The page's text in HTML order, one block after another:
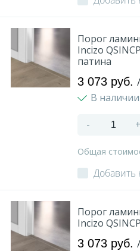
Порог
Incizo
патина
3 073 руб.
В наличии
- +
Общая
Добавить
Порог
Incizo
3 073 руб.